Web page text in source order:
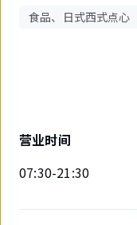
食品、日式西式点心
件。
营业时间
07:30-21:30